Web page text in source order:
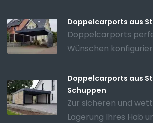
Doppelcarports aus
Doppelcarports
Wünschen
Doppelcarports aus
Schuppen
Zur sicheren und
Lagerung Ihres Hab